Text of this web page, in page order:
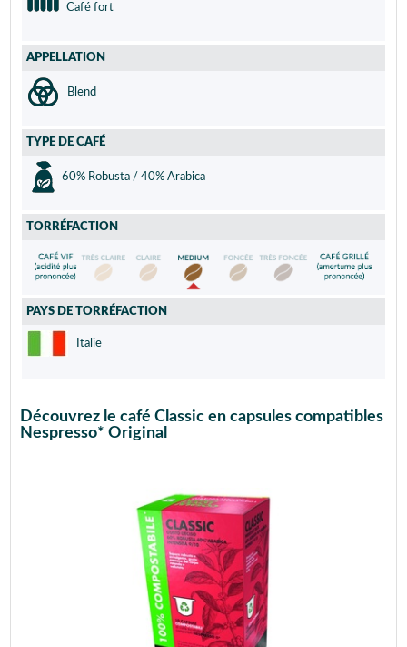
Café fort
APPELLATION
Blend
TYPE DE CAFÉ
60% Robusta / 40% Arabica
TORRÉFACTION
PAYS DE TORRÉFACTION
Italie
Découvrez le café Classic en capsules compatibles
Nespresso* Original